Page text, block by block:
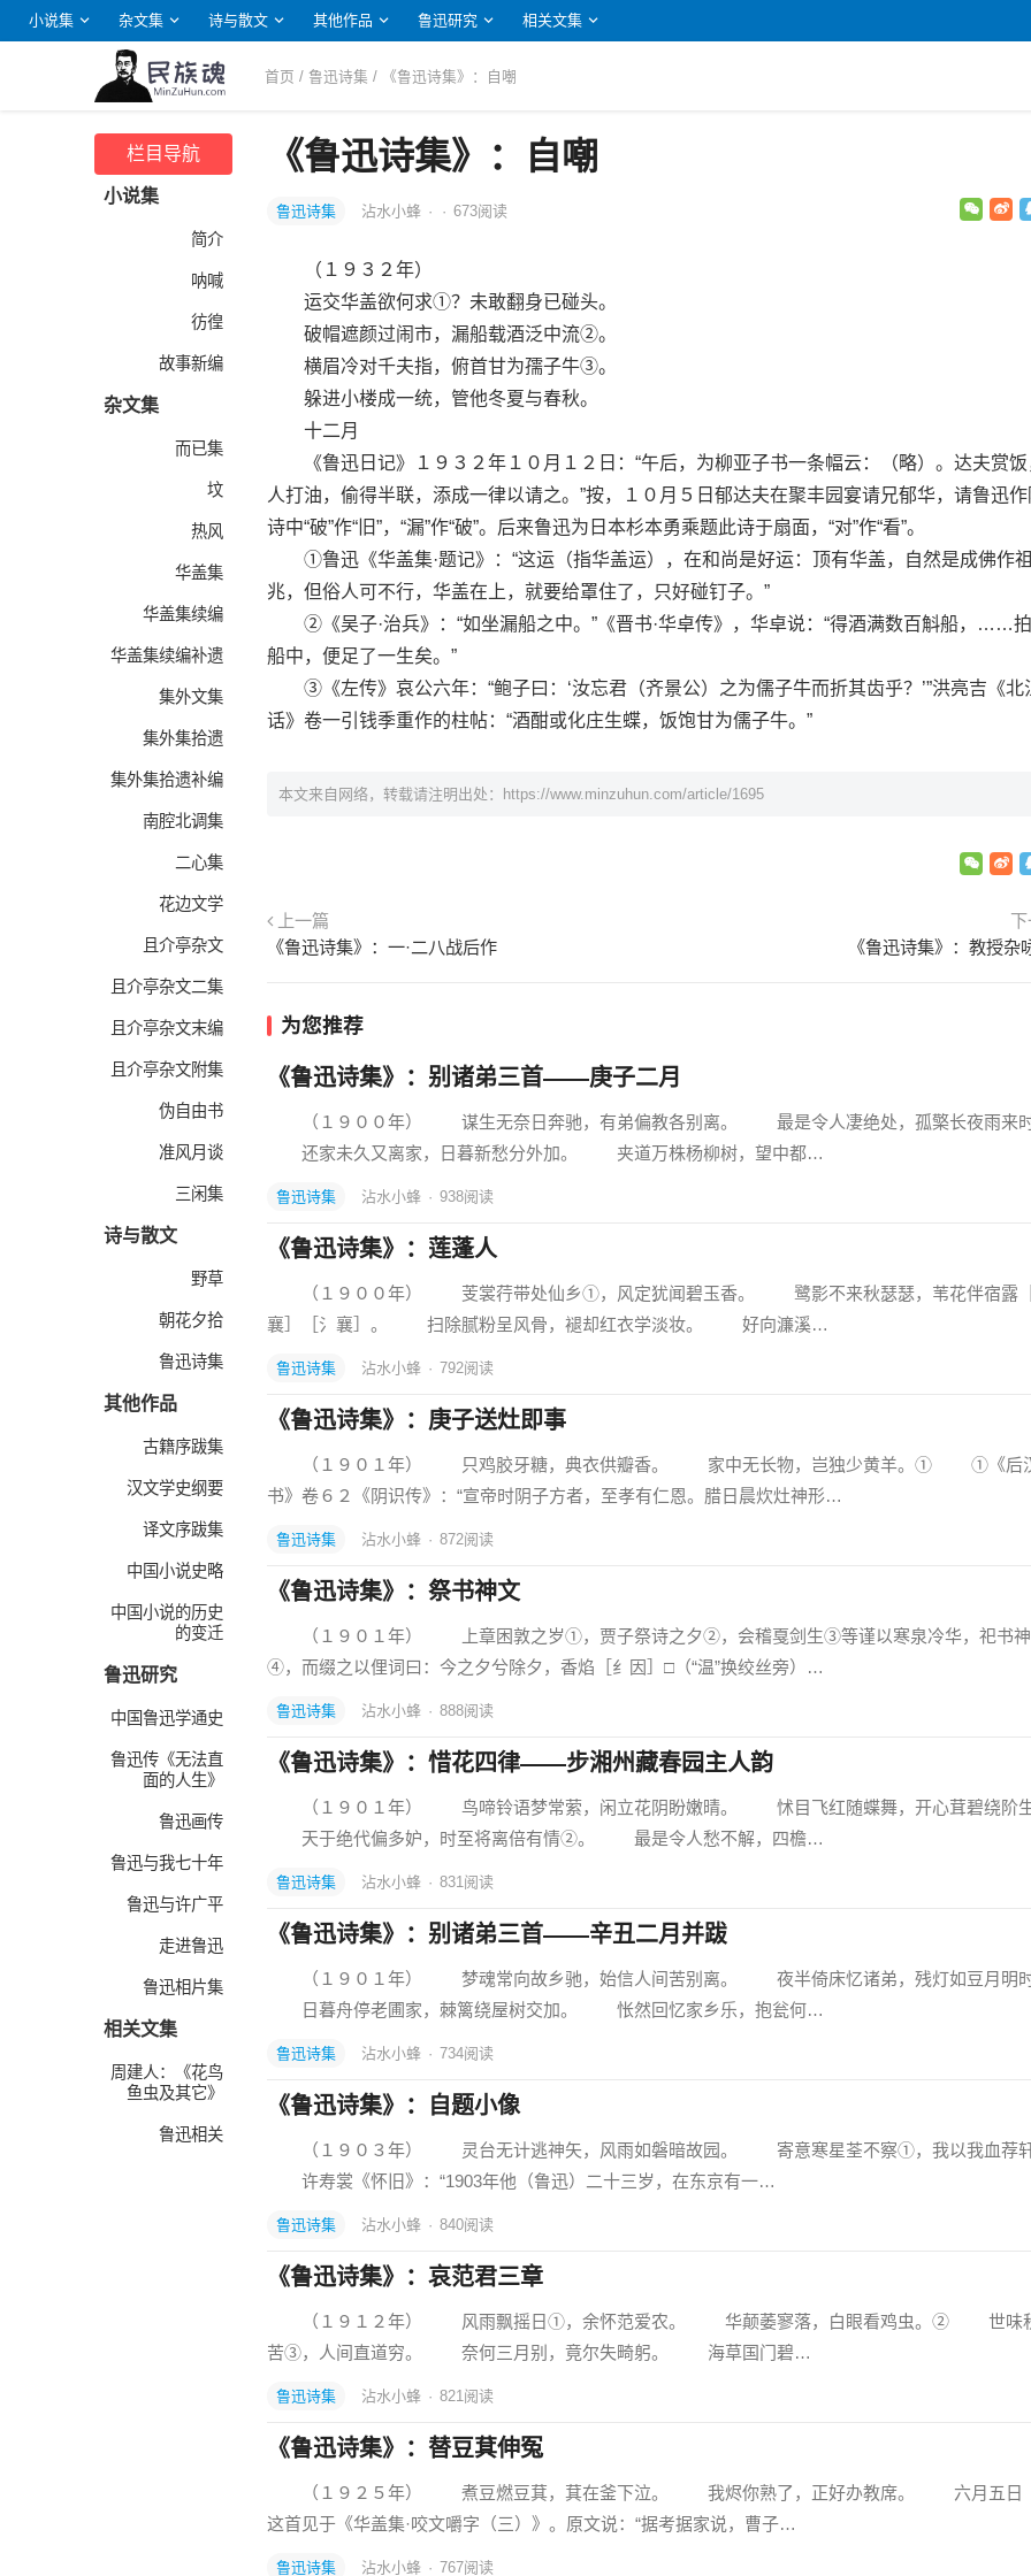
小说集 杂文集 诗与散文 其他作品 鲁迅研究 相关文集
首页 /鲁迅诗集 / 《鲁迅诗集》：自嘲
栏目导航
小说集
简介
呐喊
彷徨
故事新编
杂文集
而已集
坟
热风
华盖集
华盖集续编
华盖集续编补遗
集外文集
集外集拾遗
集外集拾遗补编
南腔北调集
二心集
花边文学
且介亭杂文
且介亭杂文二集
且介亭杂文末编
且介亭杂文附集
伪自由书
准风月谈
三闲集
诗与散文
野草
朝花夕拾
鲁迅诗集
其他作品
古籍序跋集
汉文学史纲要
译文序跋集
中国小说史略
中国小说的历史
的变迁
鲁迅研究
中国鲁迅学通史
鲁迅传《无法直
面的人生》
鲁迅画传
鲁迅与我七十年
鲁迅与许广平
走进鲁迅
鲁迅相片集
相关文集
周建人：《花鸟
鱼虫及其它》
鲁迅相关
《鲁迅诗集》：自嘲
鲁迅诗集 沾水小蜂 · · 673阅读
（１９３２年）
运交华盖欲何求①？未敢翻身已碰头。
破帽遮颜过闹市，漏船载酒泛中流②。
横眉冷对千夫指，俯首甘为孺子牛③。
躲进小楼成一统，管他冬夏与春秋。
十二月
《鲁迅日记》１９３２年１０月１２日：“午后，为柳亚子书一条幅云：（略）。达夫赏饭
人打油，偷得半联，添成一律以请之。”按，１０月５日郁达夫在聚丰园宴请兄郁华，请鲁迅作
诗中“破”作“旧”，“漏”作“破”。后来鲁迅为日本杉本勇乘题此诗于扇面，“对”作“看”。
①鲁迅《华盖集·题记》：“这运（指华盖运），在和尚是好运：顶有华盖，自然是成佛作
兆，但俗人可不行，华盖在上，就要给罩住了，只好碰钉子。”
②《吴子·治兵》：“如坐漏船之中。”《晋书·华卓传》，华卓说：“得酒满数百斛船，……
船中，便足了一生矣。”
③《左传》哀公六年：“鲍子曰：‘汝忘君（齐景公）之为儒子牛而折其齿乎？’”洪亮吉《北
话》卷一引钱季重作的柱帖：“酒酣或化庄生蝶，饭饱甘为儒子牛。”
本文来自网络，转载请注明出处： https://www.minzuhun.com/article/1695
上一篇
《鲁迅诗集》：一·二八战后作
《鲁迅诗集》：教授杂
为您推荐
《鲁迅诗集》：别诸弟三首——庚子二月
（１９００年） 谋生无奈日奔驰，有弟偏教各别离。 最是令人凄绝处，孤檠长夜雨来时
还家未久又离家，日暮新愁分外加。 夹道万株杨柳树，望中都…
鲁迅诗集 沾水小蜂 · 938阅读
《鲁迅诗集》：莲蓬人
（１９００年） 芰裳荇带处仙乡①，风定犹闻碧玉香。 鹭影不来秋瑟瑟，苇花伴宿露［
襄］［氵襄］。 扫除腻粉呈风骨，褪却红衣学淡妆。 好向濂溪…
鲁迅诗集 沾水小蜂 · 792阅读
《鲁迅诗集》：庚子送灶即事
（１９０１年） 只鸡胶牙糖，典衣供瓣香。 家中无长物，岂独少黄羊。① ①《后
书》卷６２《阴识传》：“宣帝时阴子方者，至孝有仁恩。腊日晨炊灶神形…
鲁迅诗集 沾水小蜂 · 872阅读
《鲁迅诗集》：祭书神文
（１９０１年） 上章困敦之岁①，贾子祭诗之夕②，会稽戛剑生③等谨以寒泉冷华，祀书神
④，而缀之以俚词曰：今之夕兮除夕，香焰［纟因］□（“温”换绞丝旁）…
鲁迅诗集 沾水小蜂 · 888阅读
《鲁迅诗集》：惜花四律——步湘州藏春园主人韵
（１９０１年） 鸟啼铃语梦常萦，闲立花阴盼嫩晴。 怵目飞红随蝶舞，开心茸碧绕阶生
天于绝代偏多妒，时至将离倍有情②。 最是令人愁不解，四檐…
鲁迅诗集 沾水小蜂 · 831阅读
《鲁迅诗集》：别诸弟三首——辛丑二月并跋
（１９０１年） 梦魂常向故乡驰，始信人间苦别离。 夜半倚床忆诸弟，残灯如豆月明时
日暮舟停老圃家，棘篱绕屋树交加。 怅然回忆家乡乐，抱瓮何…
鲁迅诗集 沾水小蜂 · 734阅读
《鲁迅诗集》：自题小像
（１９０３年） 灵台无计逃神矢，风雨如磐暗故园。 寄意寒星荃不察①，我以我血荐轩
许寿裳《怀旧》：“1903年他（鲁迅）二十三岁，在东京有一…
鲁迅诗集 沾水小蜂 · 840阅读
《鲁迅诗集》：哀范君三章
（１９１２年） 风雨飘摇日①，余怀范爱农。 华颠萎寥落，白眼看鸡虫。② 世味
苦③，人间直道穷。 奈何三月别，竟尔失畸躬。 海草国门碧…
鲁迅诗集 沾水小蜂 · 821阅读
《鲁迅诗集》：替豆萁伸冤
（１９２５年） 煮豆燃豆萁，萁在釜下泣。 我烬你熟了，正好办教席。 六月
这首见于《华盖集·咬文嚼字（三）》。原文说：“据考据家说，曹子…
鲁迅诗集 沾水小蜂 · 767阅读